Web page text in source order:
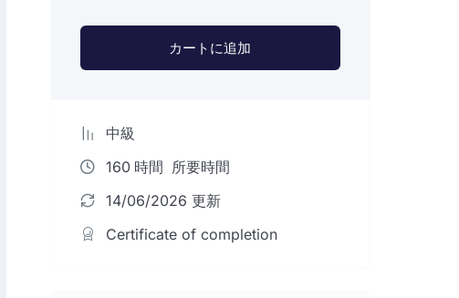
カートに追加
中級
160 時間 所要時間
14/06/2026 更新
Certificate of completion